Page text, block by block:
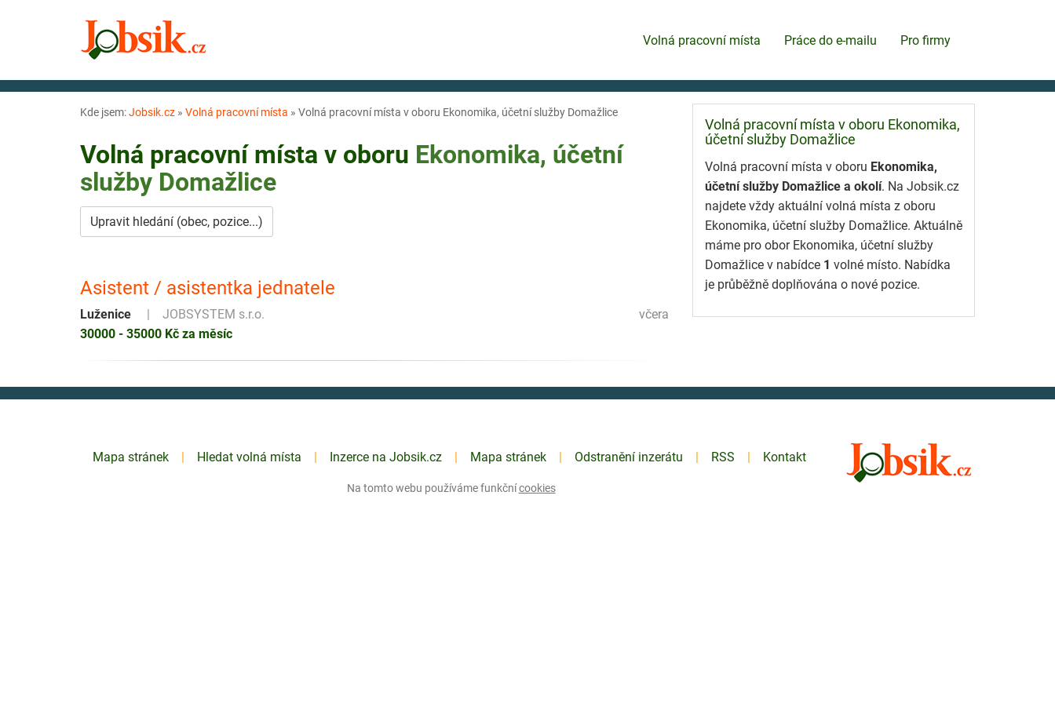
Volná pracovní místa Práce do e-mailu Pro firmy
Kde jsem:Jobsik.cz » Volná pracovní místa » Volná pracovní místa v oboru Ekonomika, účetní služby Domažlice
Volná pracovní místa v oboru Ekonomika, účetní
služby Domažlice
Upravit hledání (obec, pozice...)
Asistent / asistentka jednatele
včera
Luženice
JOBSYSTEM s.r.o.
30000 - 35000 Kč za měsíc
Volná pracovní místa v oboru Ekonomika,
účetní služby Domažlice
Volná pracovní místa v oboru Ekonomika,
účetní služby Domažlice a okolí. Na Jobsik.cz
najdete vždy aktuální volná místa z oboru
Ekonomika, účetní služby Domažlice. Aktuálně
máme pro obor Ekonomika, účetní služby
Domažlice v nabídce 1 volné místo. Nabídka
je průběžně doplňována o nové pozice.
Mapa stránek Hledat volná místa Inzerce na Jobsik.cz Mapa stránek Odstranění inzerátu RSS Kontakt
Na tomto webu používáme funkčnícookies